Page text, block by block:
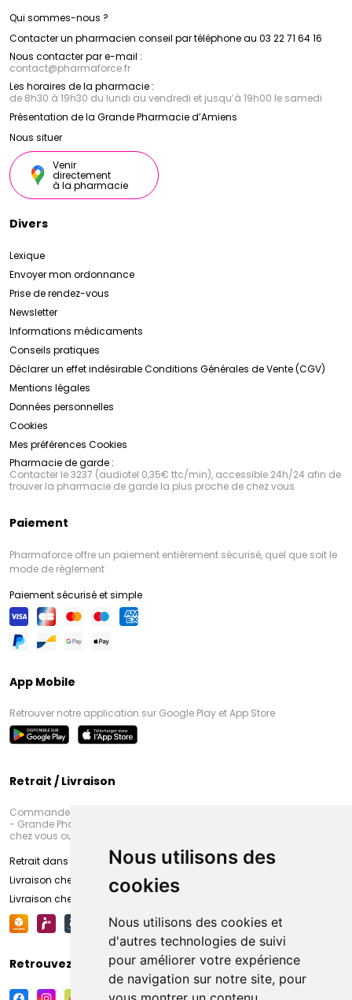
Nous utilisons des
cookies
Nous utilisons des cookies et
d'autres technologies de suivi
pour améliorer votre expérience
de navigation sur notre site, pour
Qui sommes-nous ?
Contacter un pharmacien conseil par téléphone au 03 22 71 64 16
Nous contacter par e-mail :
contact@pharmaforce.fr
Les horaires de la pharmacie :
de 8h30 à 19h30 du lundi au vendredi et jusqu’à 19h00 le samedi
Présentation de la Grande Pharmacie d’Amiens
Nous situer
Venir
directement
à la pharmacie
Divers
Lexique
Envoyer mon ordonnance
Prise de rendez-vous
Newsletter
Informations médicaments
Conseils pratiques
Déclarer un effet indésirableConditions Générales de Vente (CGV)
Mentions légales
Données personnelles
Cookies
Mes préférences Cookies
Pharmacie de garde :
Contacter le 3237 (audiotel 0,35€ ttc/min), accessible 24h/24 afin de
trouver la pharmacie de garde la plus proche de chez vous
Paiement
Pharmaforce offre un paiement entièrement sécurisé, quel que soit le
mode de règlement
Paiement sécurisé et simple
App Mobile
Retrouver notre application sur Google Play et App Store
Retrait / Livraison
Commandez en ligne et venez chercher votre commande à Amiens
- Grande Pharmacie d’Amiens (Fachon) ou recevez-là rapidement
chez vous ou en point retrait
Retrait dans la pharmacie d’Amiens
Livraison chez vous
Livraison chez votre commerçant
Retrouvez-nous sur vos réseaux sociaux